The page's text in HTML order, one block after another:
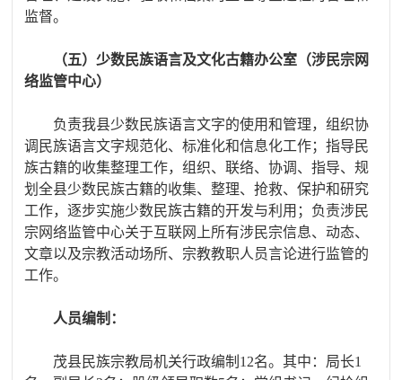
监督。
（五）少数民族语言及文化古籍办公室（涉民宗网
络监管中心）
负责我县少数民族语言文字的使用和管理，组织协
调民族语言文字规范化、标准化和信息化工作；指导民
族古籍的收集整理工作，组织、联络、协调、指导、规
划全县少数民族古籍的收集、整理、抢救、保护和研究
工作，逐步实施少数民族古籍的开发与利用；负责涉民
宗网络监管中心关于互联网上所有涉民宗信息、动态、
文章以及宗教活动场所、宗教教职人员言论进行监管的
工作。
人员编制：
茂县民族宗教局机关行政编制 12名。其中：局长1